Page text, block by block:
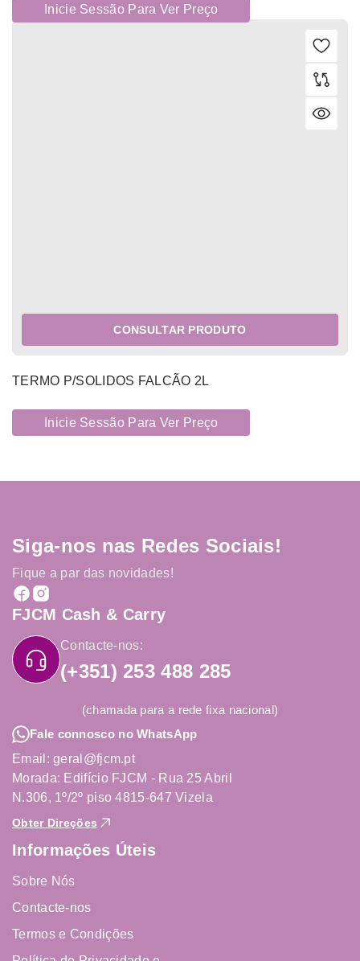
Inicie Sessão Para Ver Preço
CONSULTAR PRODUTO
TERMO P/SOLIDOS FALCÃO 2L
Inicie Sessão Para Ver Preço
Siga-nos nas Redes Sociais!
Fique a par das novidades!
FJCM Cash & Carry
Contacte-nos:
(+351) 253 488 285
(chamada para a rede fixa nacional)
Fale connosco no WhatsApp
Email: geral@fjcm.pt
Morada: Edifício FJCM - Rua 25 Abril
N.306, 1º/2º piso 4815-647 Vizela
Obter Direções
Informações Úteis
Sobre Nós
Contacte-nos
Termos e Condições